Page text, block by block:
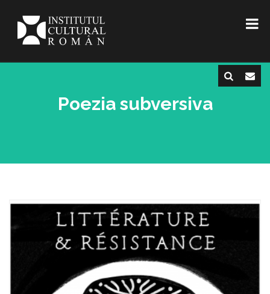
Poezia subversiva